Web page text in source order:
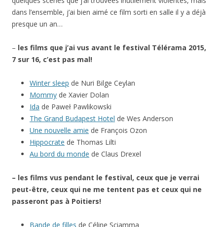
dans l’ensemble, j’ai bien aimé ce film sorti en salle il y a déjà
presque un an…
– les films que j’ai vus avant le festival Télérama 2015,
7 sur 16, c’est pas mal!
Winter sleep de Nuri Bilge Ceylan
Mommy de Xavier Dolan
Ida de Paweł Pawlikowski
The Grand Budapest Hotel de Wes Anderson
Une nouvelle amie de François Ozon
Hippocrate de Thomas Lilti
Au bord du monde de Claus Drexel
– les films vus pendant le festival, ceux que je verrai
peut-être, ceux qui ne me tentent pas et ceux qui ne
passeront pas à Poitiers!
Bande de filles de Céline Sciamma